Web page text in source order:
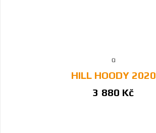
HILL HOODY 2020
3 880 Kč